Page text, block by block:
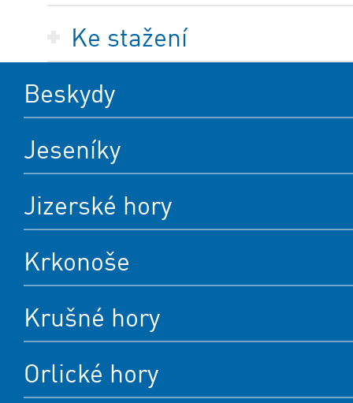
Ke stažení
Beskydy
Jeseníky
Jizerské hory
Krkonoše
Krušné hory
Orlické hory